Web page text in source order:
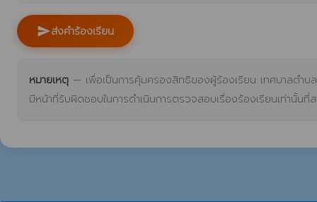
sendส่งคำร้องเรียน
หมายเหตุ — เพื่อเป็นการคุ้มครองสิทธิของผู้ร้องเรียน เทศบาลตำ
มีหน้าที่รับผิดชอบในการดำเนินการตรวจสอบเรื่องร้องเรียนเท่านั้นที่